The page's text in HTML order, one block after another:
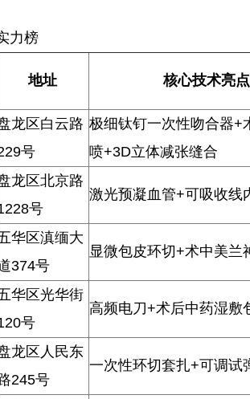
力榜
地址 核心技术亮点
龙区白云路
号
极细钛钉一次性吻合器+
喷+3D立体减张缝合
龙区北京路
号
激光预凝血管+可吸收线
华区滇缅大
374号
显微包皮环切+术中美兰
华区光华街
号
高频电刀+术后中药湿敷
龙区人民东
245号
一次性环切套扎+可调试